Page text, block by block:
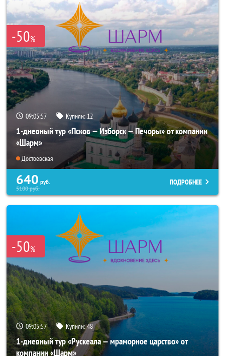
-50%
09:05:55 Купили: 12
1-дневный тур «Псков — Изборск — Печоры» от компании
«Шарм»
Достоевская
640 руб.
5100руб.
ПОДРОБНЕЕ
-50%
09:05:55 Купили:48
1-дневный тур «Рускеала — мраморное царство» от
компании «Шарм»